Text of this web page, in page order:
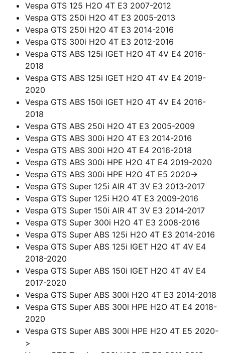
Vespa GTS 125 H2O 4T E3 2007-2012
Vespa GTS 250i H2O 4T E3 2005-2013
Vespa GTS 250i H2O 4T E3 2014-2016
Vespa GTS 300i H2O 4T E3 2012-2016
Vespa GTS ABS 125i IGET H2O 4T 4V E4 2016-
2018
Vespa GTS ABS 125i IGET H2O 4T 4V E4 2019-
2020
Vespa GTS ABS 150i IGET H2O 4T 4V E4 2016-
2018
Vespa GTS ABS 250i H2O 4T E3 2005-2009
Vespa GTS ABS 300i H2O 4T E3 2014-2016
Vespa GTS ABS 300i H2O 4T E4 2016-2018
Vespa GTS ABS 300i HPE H2O 4T E4 2019-2020
Vespa GTS ABS 300i HPE H2O 4T E5 2020->
Vespa GTS Super 125i AIR 4T 3V E3 2013-2017
Vespa GTS Super 125i H2O 4T E3 2009-2016
Vespa GTS Super 150i AIR 4T 3V E3 2014-2017
Vespa GTS Super 300i H2O 4T E3 2008-2016
Vespa GTS Super ABS 125i H2O 4T E3 2014-2016
Vespa GTS Super ABS 125i IGET H2O 4T 4V E4
2018-2020
Vespa GTS Super ABS 150i IGET H2O 4T 4V E4
2017-2020
Vespa GTS Super ABS 300i H2O 4T E3 2014-2018
Vespa GTS Super ABS 300i HPE H2O 4T E4 2018-
2020
Vespa GTS Super ABS 300i HPE H2O 4T E5 2020-
>